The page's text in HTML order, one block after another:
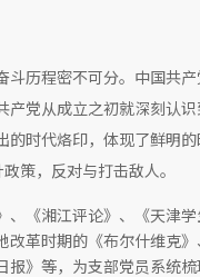
历程密不可分。中国共
党从成立之初就深刻认
时代烙印，体现了鲜明
策，反对与打击敌人。
《湘江评论》、《天津
革时期的《布尔什维克
》等，为支部党员系统